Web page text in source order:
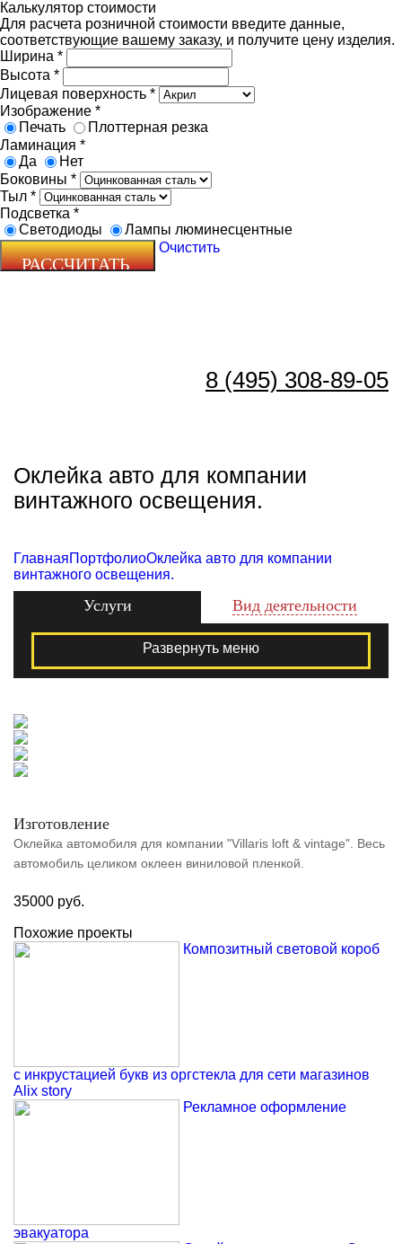
Калькулятор стоимости
Для расчета розничной стоимости введите данные,
соответствующие вашему заказу, и получите цену изделия.
Ширина *
Высота *
Лицевая поверхность *
Изображение *
Печать
Плоттерная резка
Ламинация *
Да
Нет
Боковины *
Тыл *
Подсветка *
Светодиоды
Лампы люминесцентные
Очистить
8 (495) 308-89-05
Оклейка авто для компании
винтажного освещения.
ГлавнаяПортфолиоОклейка авто для компании
винтажного освещения.
Услуги Вид деятельности
Развернуть меню
Изготовление
Оклейка автомобиля для компании "Villaris loft & vintage". Весь
автомобиль целиком оклеен виниловой пленкой.
35000 руб.
Похожие проекты
Композитный световой короб
с инкрустацией букв из оргстекла для сети магазинов
Alix story
Рекламное оформление
эвакуатора